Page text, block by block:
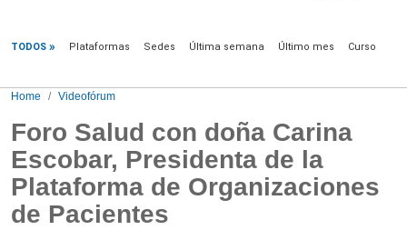
TODOS Plataformas Sedes Última semana Último mes Curso
Home Videofórum
Foro Salud con doña Carina
Escobar, Presidenta de la
Plataforma de Organizaciones
de Pacientes